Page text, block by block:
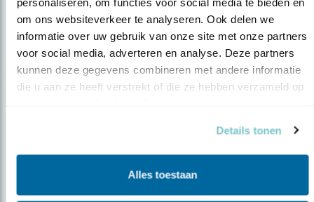
om ons websiteverkeer te analyseren. Ook delen we
informatie over uw gebruik van onze site met onze partners
voor social media, adverteren en analyse. Deze partners
kunnen deze gegevens combineren met andere informatie
die u aan ze heeft verstrekt of die ze hebben verzameld op
Details tonen
Alles toestaan
Op de hoogte blijven?
over vogels en activiteiten van Vogelbescherming.
AANMELDEN VOGELNIEUWS